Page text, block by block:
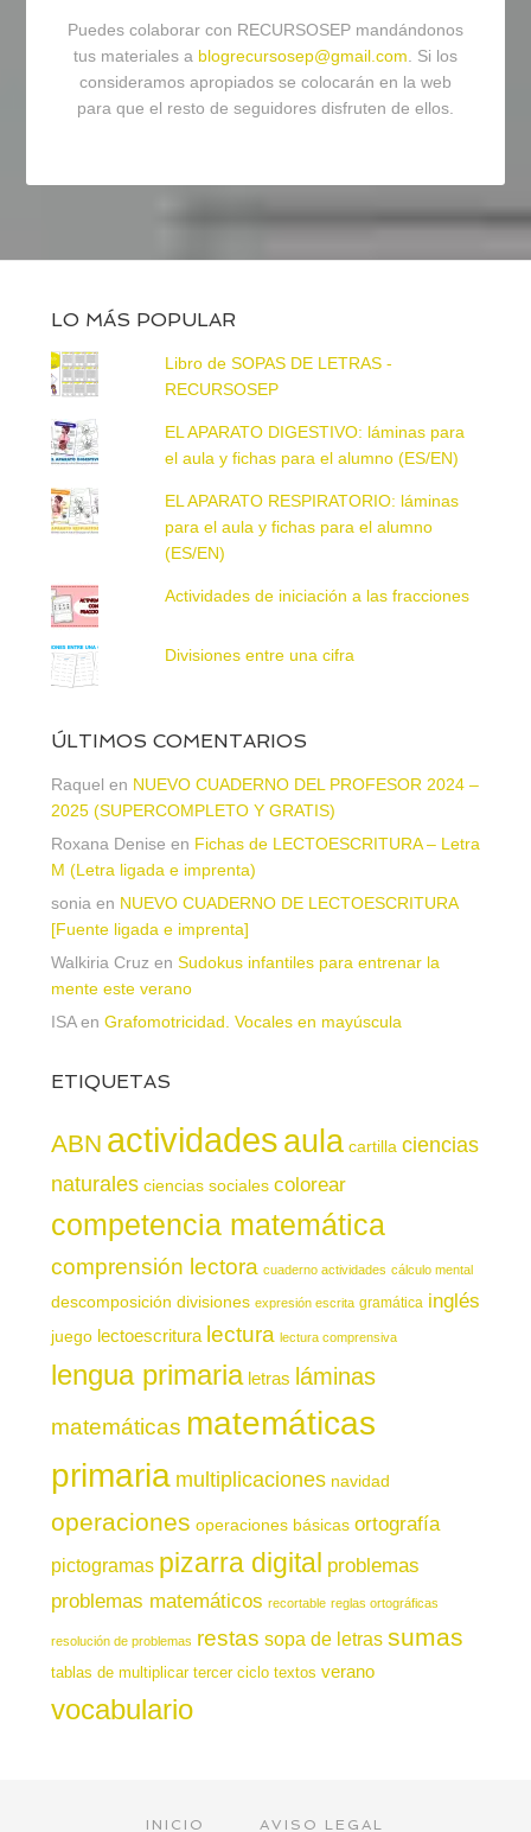
Puedes colaborar con RECURSOSEP mandándonos
tus materiales a blogrecursosep@gmail.com. Si los
consideramos apropiados se colocarán en la web
para que el resto de seguidores disfruten de ellos.
LO MÁS POPULAR
Libro de SOPAS DE LETRAS -
RECURSOSEP
EL APARATO DIGESTIVO: láminas para
el aula y fichas para el alumno (ES/EN)
EL APARATO RESPIRATORIO: láminas
para el aula y fichas para el alumno
(ES/EN)
Actividades de iniciación a las fracciones
Divisiones entre una cifra
ÚLTIMOS COMENTARIOS
Raquel en NUEVO CUADERNO DEL PROFESOR 2024 –
2025 (SUPERCOMPLETO Y GRATIS)
Roxana Denise en Fichas de LECTOESCRITURA – Letra
M (Letra ligada e imprenta)
sonia en NUEVO CUADERNO DE LECTOESCRITURA
[Fuente ligada e imprenta]
Walkiria Cruz en Sudokus infantiles para entrenar la
mente este verano
ISAen Grafomotricidad. Vocales en mayúscula
ETIQUETAS
ABN actividadesaula cartilla ciencias
naturales ciencias sociales colorear
competencia matemática
comprensión lectora cuaderno actividades cálculo mental
descomposición divisiones expresión escrita gramática inglés
juego lectoescritura lectura lectura comprensiva
lengua primaria letras láminas
matemáticas matemáticas
primaria multiplicaciones navidad
operaciones operaciones básicas ortografía
pictogramas pizarra digital problemas
problemas matemáticos recortable reglas ortográficas
resolución de problemas restas sopa de letras sumas
tablas de multiplicar tercer ciclo textos verano
vocabulario
INICIO AVISO LEGAL